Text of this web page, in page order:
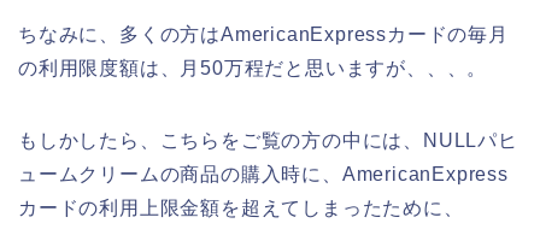
ちなみに、多くの方はAmericanExpressカードの毎月
の利用限度額は、月50万程だと思いますが、、、。
もしかしたら、こちらをご覧の方の中には、NULLパヒ
ュームクリームの商品の購入時に、AmericanExpress
カードの利用上限金額を超えてしまったために、